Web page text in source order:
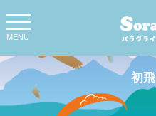
toggle
navigation
MENU
初